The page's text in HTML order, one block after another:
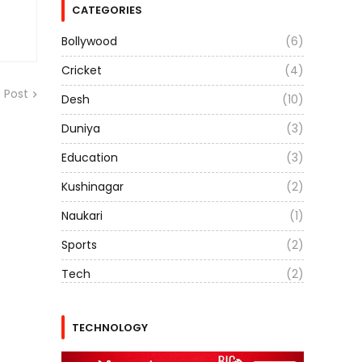
Post
CATEGORIES
Bollywood
(6)
Cricket
(4)
Desh
(10)
Duniya
(3)
Education
(3)
Kushinagar
(2)
Naukari
(1)
Sports
(2)
Tech
(2)
TECHNOLOGY